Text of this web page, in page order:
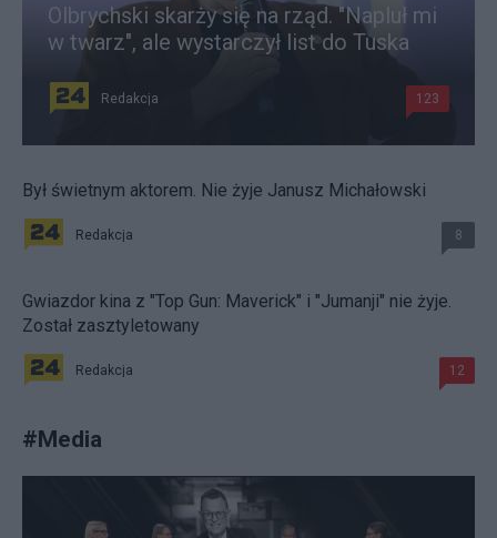
Olbrychski skarży się na rząd. "Napluł mi
w twarz", ale wystarczył list do Tuska
Redakcja 123
Był świetnym aktorem. Nie żyje Janusz Michałowski
Redakcja 8
Gwiazdor kina z "Top Gun: Maverick" i "Jumanji" nie żyje.
Został zasztyletowany
Redakcja 12
#Media